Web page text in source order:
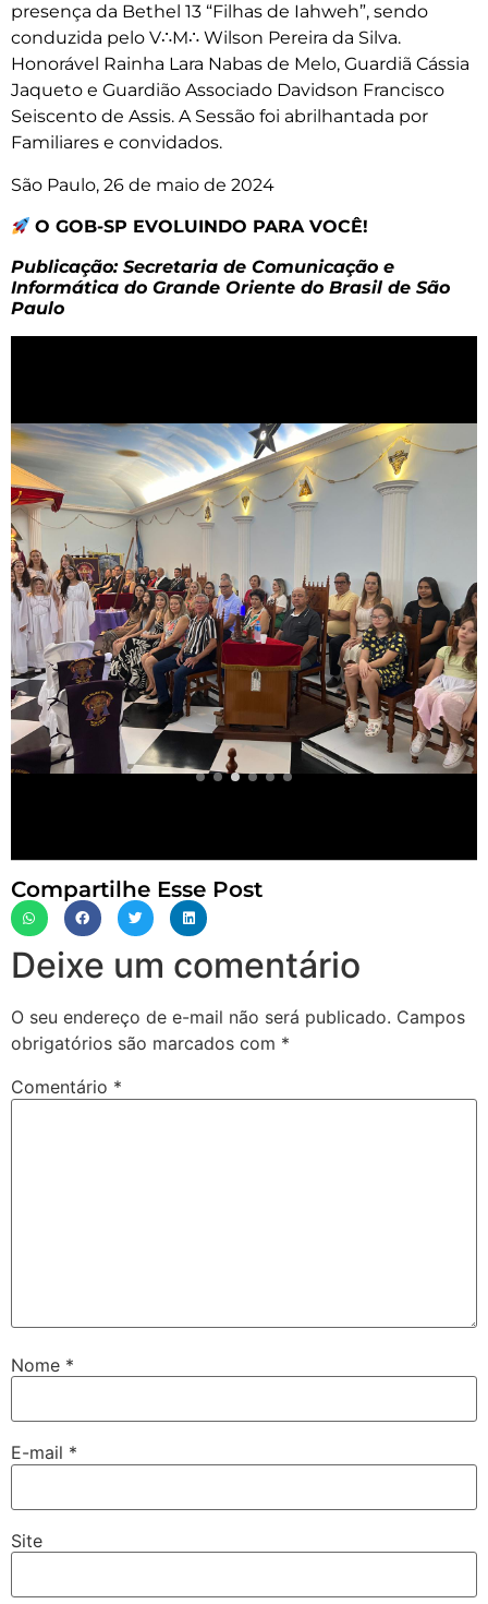
presença da Bethel 13 “Filhas de Iahweh”, sendo
conduzida pelo V∴M∴ Wilson Pereira da Silva.
Honorável Rainha Lara Nabas de Melo, Guardiã Cássia
Jaqueto e Guardião Associado Davidson Francisco
Seiscento de Assis. A Sessão foi abrilhantada por
Familiares e convidados.
São Paulo, 26 de maio de 2024
O GOB-SP EVOLUINDO PARA VOCÊ!
Publicação: Secretaria de Comunicação e
Informática do Grande Oriente do Brasil de São
Paulo
Compartilhe Esse Post
Deixe um comentário
O seu endereço de e-mail não será publicado. Campos
obrigatórios são marcados com *
Comentário *
Nome *
E-mail *
Site